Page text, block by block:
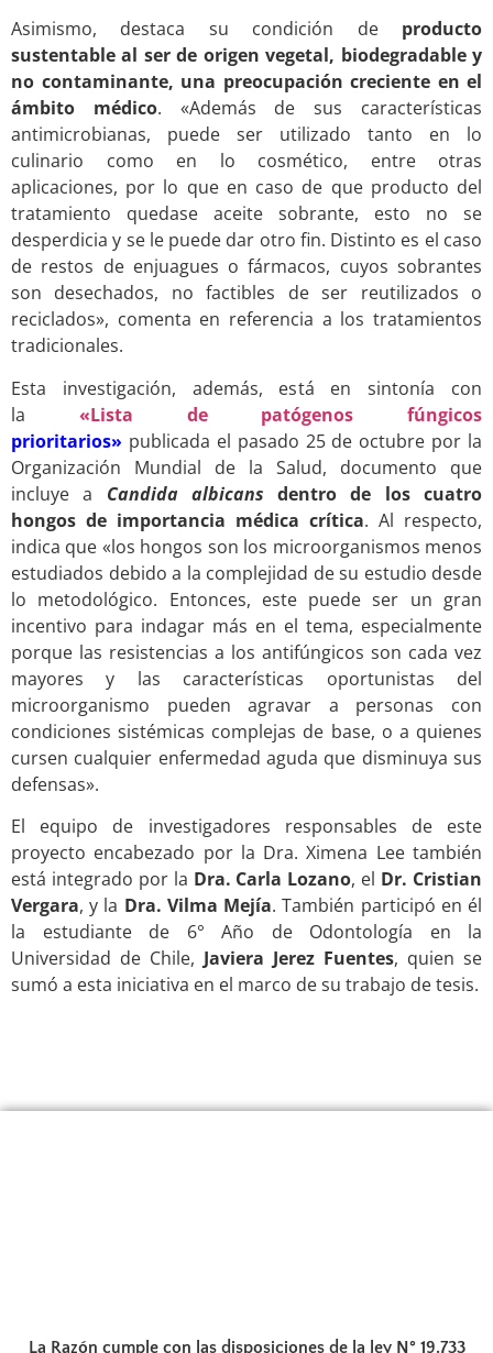
Asimismo, destaca su condición de producto
sustentable al ser de origen vegetal, biodegradable y
no contaminante, una preocupación creciente en el
ámbito médico. «Además de sus características
antimicrobianas, puede ser utilizado tanto en lo
culinario como en lo cosmético, entre otras
aplicaciones, por lo que en caso de que producto del
tratamiento quedase aceite sobrante, esto no se
desperdicia y se le puede dar otro fin. Distinto es el caso
de restos de enjuagues o fármacos, cuyos sobrantes
son desechados, no factibles de ser reutilizados o
reciclados», comenta en referencia a los tratamientos
tradicionales.
Esta investigación, además, está en sintonía con
la «Lista de patógenos fúngicos
prioritarios» publicada el pasado 25 de octubre por la
Organización Mundial de la Salud, documento que
incluye a Candida albicans dentro de los cuatro
hongos de importancia médica crítica. Al respecto,
indica que «los hongos son los microorganismos menos
estudiados debido a la complejidad de su estudio desde
lo metodológico. Entonces, este puede ser un gran
incentivo para indagar más en el tema, especialmente
porque las resistencias a los antifúngicos son cada vez
mayores y las características oportunistas del
microorganismo pueden agravar a personas con
condiciones sistémicas complejas de base, o a quienes
cursen cualquier enfermedad aguda que disminuya sus
defensas».
El equipo de investigadores responsables de este
proyecto encabezado por la Dra. Ximena Lee también
está integrado por la Dra. Carla Lozano, el Dr. Cristian
Vergara, y la Dra. Vilma Mejía. También participó en él
la estudiante de 6° Año de Odontología en la
Universidad de Chile, Javiera Jerez Fuentes, quien se
sumó a esta iniciativa en el marco de su trabajo de tesis.
La Razón cumple con las disposiciones de la ley N° 19.733